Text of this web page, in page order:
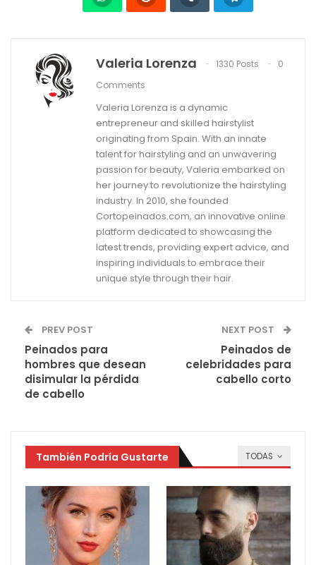
Valeria Lorenza 1330 Posts
0
Comments
Valeria Lorenza is a dynamic
entrepreneur and skilled hairstylist
originating from Spain. With an innate
talent for hairstyling and an unwavering
passion for beauty, Valeria embarked on
her journey to revolutionize the hairstyling
industry. In 2010, she founded
Cortopeinados.com, an innovative online
platform dedicated to showcasing the
latest trends, providing expert advice, and
inspiring individuals to embrace their
unique style through their hair.
PREV POST
Peinados para
hombres que desean
disimular la pérdida
de cabello
NEXT POST
Peinados de
celebridades para
cabello corto
TODAS
También Podría Gustarte